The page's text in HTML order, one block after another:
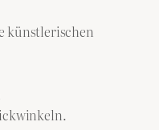
künstlerischen